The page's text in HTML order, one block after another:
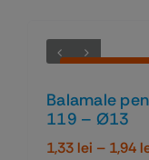
Economiseşti
Balamale
119 – Ø13
1,33 lei – 1,94